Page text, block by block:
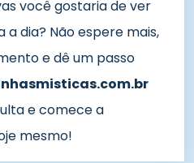
você gostaria de ver
dia? Não espere mais,
e dê um passo
e comece a
mesmo!